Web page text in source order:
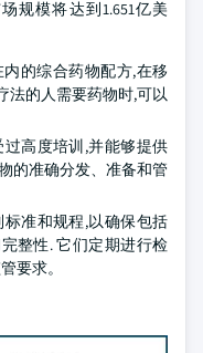
规模将达到1.651亿美
的综合药物配方,在移
法的人需要药物时,可以
高度培训,并能够提供
的准确分发、准备和管
准和规程,以确保包括
整性. 它们定期进行检
要求。